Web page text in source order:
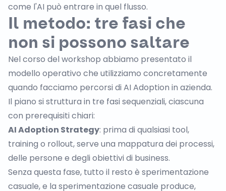
come l'AI può entrare in quel flusso.
Il metodo: tre fasi che
non si possono saltare
Nel corso del workshop abbiamo presentato il
modello operativo che utilizziamo concretamente
quando facciamo percorsi di AI Adoption in azienda.
Il piano si struttura in tre fasi sequenziali, ciascuna
con prerequisiti chiari:
AI Adoption Strategy: prima di qualsiasi tool,
training o rollout, serve una mappatura dei processi,
delle persone e degli obiettivi di business.
Senza questa fase, tutto il resto è sperimentazione
casuale, e la sperimentazione casuale produce,